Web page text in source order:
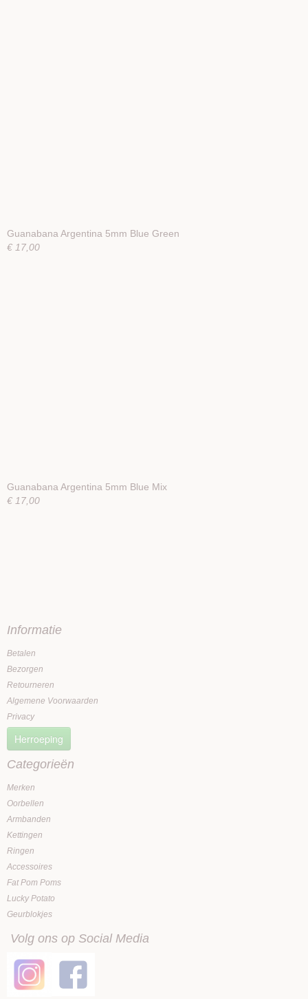
Guanabana Argentina 5mm Blue Green
€ 17,00
Guanabana Argentina 5mm Blue Mix
€ 17,00
Informatie
Betalen
Bezorgen
Retourneren
Algemene Voorwaarden
Privacy
Herroeping
Categorieën
Merken
Oorbellen
Armbanden
Kettingen
Ringen
Accessoires
Fat Pom Poms
Lucky Potato
Geurblokjes
Volg ons op Social Media